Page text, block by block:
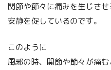
関節や節々に痛みを生じさ
安静を促しているのです。
このように
風邪の時、関節や節々が痛む